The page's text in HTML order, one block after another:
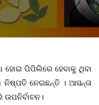
ହୋଇ ପିପିଲିରେ ହେବାକୁ ଥିବା
ନେଇଛନ୍ତି । ଆସନ୍ତା